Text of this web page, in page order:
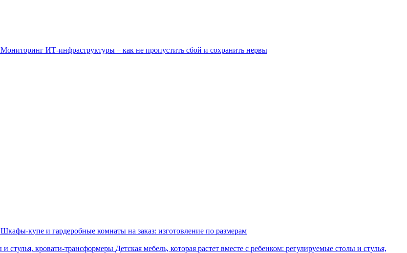
Мониторинг ИТ-инфраструктуры – как не пропустить сбой и сохранить нервы
Шкафы-купе и гардеробные комнаты на заказ: изготовление по размерам
Детская мебель, которая растет вместе с ребенком: регулируемые столы и стулья,